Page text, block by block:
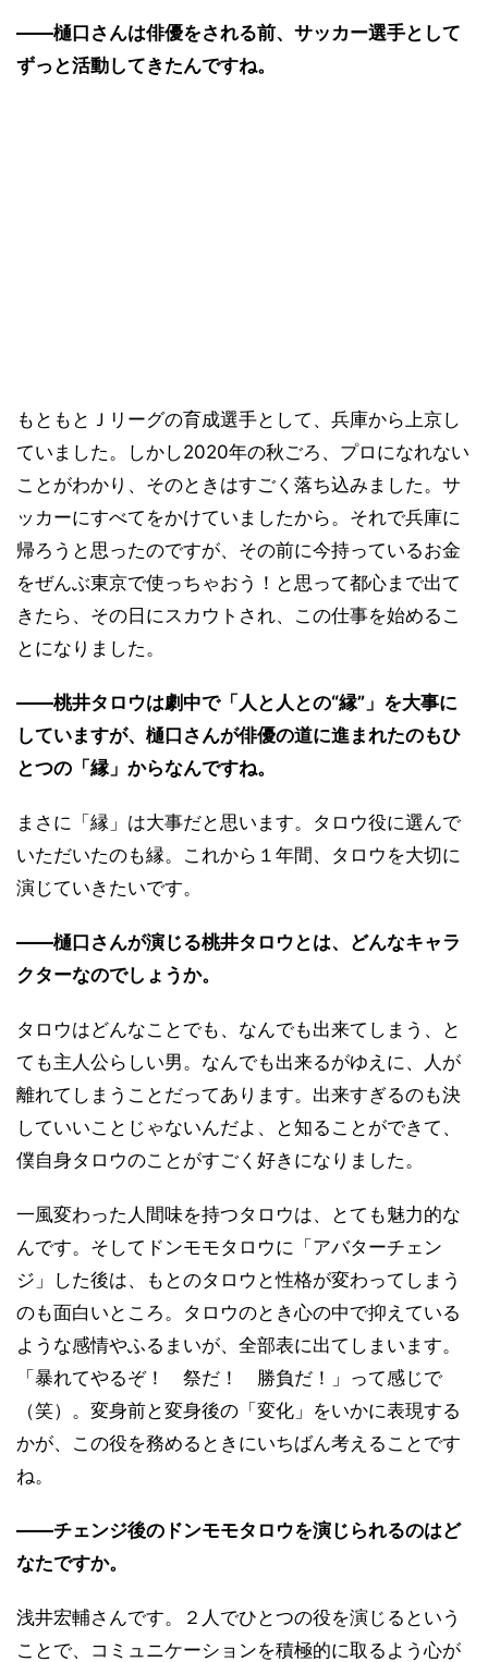
――樋口さんは俳優をされる前、サッカー選手として
ずっと活動してきたんですね。
もともとＪリーグの育成選手として、兵庫から上京し
ていました。しかし2020年の秋ごろ、プロになれない
ことがわかり、そのときはすごく落ち込みました。サ
ッカーにすべてをかけていましたから。それで兵庫に
帰ろうと思ったのですが、その前に今持っているお金
をぜんぶ東京で使っちゃおう！と思って都心まで出て
きたら、その日にスカウトされ、この仕事を始めるこ
とになりました。
――桃井タロウは劇中で「人と人との“縁”」を大事に
していますが、樋口さんが俳優の道に進まれたのもひ
とつの「縁」からなんですね。
まさに「縁」は大事だと思います。タロウ役に選んで
いただいたのも縁。これから１年間、タロウを大切に
演じていきたいです。
――樋口さんが演じる桃井タロウとは、どんなキャラ
クターなのでしょうか。
タロウはどんなことでも、なんでも出来てしまう、と
ても主人公らしい男。なんでも出来るがゆえに、人が
離れてしまうことだってあります。出来すぎるのも決
していいことじゃないんだよ、と知ることができて、
僕自身タロウのことがすごく好きになりました。
一風変わった人間味を持つタロウは、とても魅力的な
んです。そしてドンモモタロウに「アバターチェン
ジ」した後は、もとのタロウと性格が変わってしまう
のも面白いところ。タロウのとき心の中で抑えている
ような感情やふるまいが、全部表に出てしまいます。
「暴れてやるぞ！ 祭だ！ 勝負だ！」って感じで
（笑）。変身前と変身後の「変化」をいかに表現する
かが、この役を務めるときにいちばん考えることです
ね。
――チェンジ後のドンモモタロウを演じられるのはど
なたですか。
浅井宏輔さんです。２人でひとつの役を演じるという
ことで、コミュニケーションを積極的に取るよう心が